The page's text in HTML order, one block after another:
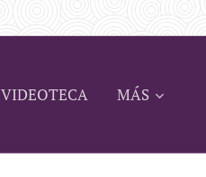
VIDEOTECA MÁS